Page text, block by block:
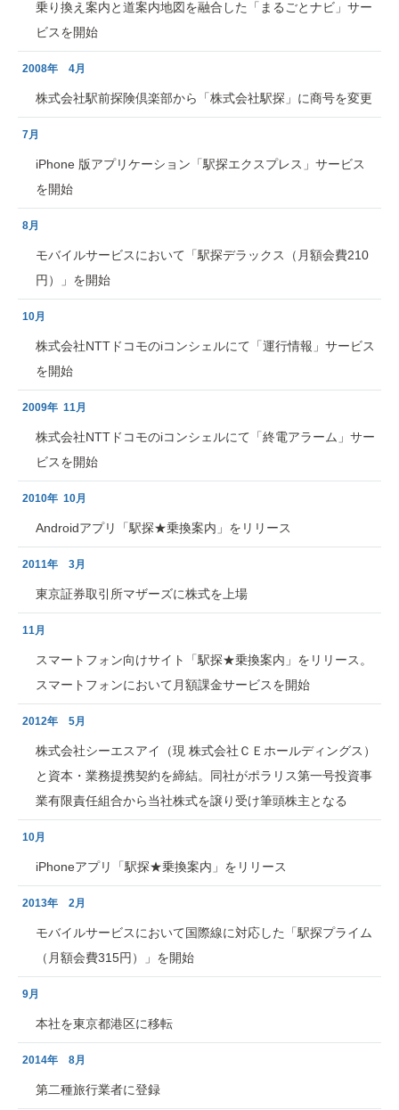
乗り換え案内と道案内地図を融合した「まるごとナビ」サー
ビスを開始
2008年 4月
株式会社駅前探険倶楽部から「株式会社駅探」に商号を変更
7月
iPhone 版アプリケーション「駅探エクスプレス」サービス
を開始
8月
モバイルサービスにおいて「駅探デラックス（月額会費210
円）」を開始
10月
株式会社NTTドコモのiコンシェルにて「運行情報」サービス
を開始
2009年 11月
株式会社NTTドコモのiコンシェルにて「終電アラーム」サー
ビスを開始
2010年 10月
Androidアプリ「駅探★乗換案内」をリリース
2011年 3月
東京証券取引所マザーズに株式を上場
11月
スマートフォン向けサイト「駅探★乗換案内」をリリース。
スマートフォンにおいて月額課金サービスを開始
2012年 5月
株式会社シーエスアイ（現 株式会社ＣＥホールディングス）
と資本・業務提携契約を締結。同社がポラリス第一号投資事
業有限責任組合から当社株式を譲り受け筆頭株主となる
10月
iPhoneアプリ「駅探★乗換案内」をリリース
2013年 2月
モバイルサービスにおいて国際線に対応した「駅探プライム
（月額会費315円）」を開始
9月
本社を東京都港区に移転
2014年 8月
第二種旅行業者に登録